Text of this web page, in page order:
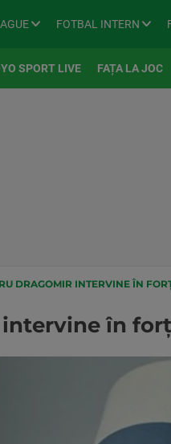
FOTBAL INTERN
SPORT LIVE FAȚA LA JOC
DRAGOMIR INTERVINE ÎN
în